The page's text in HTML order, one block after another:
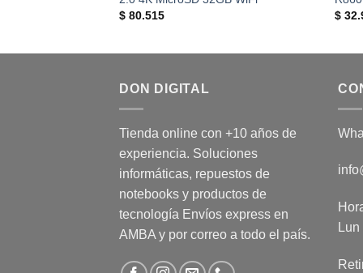
$80.515
$
DON DIGITAL
Tienda online con +10 años de
experiencia. Soluciones
informáticas, repuestos de
notebooks y productos de
tecnología Envíos express en
AMBA y por correo a todo el país.